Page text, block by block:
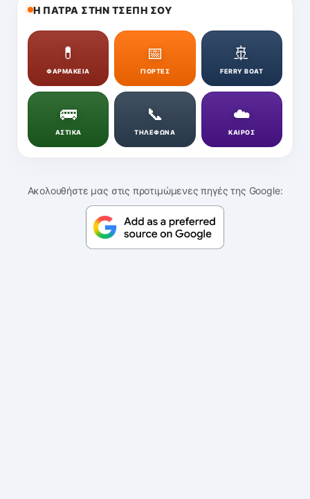
Η ΠΑΤΡΑ ΣΤΗΝ ΤΣΕΠΗ ΣΟΥ
💊
ΦΑΡΜΑΚΕΙΑ
📅
ΓΙΟΡΤΕΣ
🚢
FERRY BOAT
🚌
ΑΣΤΙΚΑ
📞
ΤΗΛΕΦΩΝΑ
☁️
ΚΑΙΡΟΣ
Ακολουθήστε μας στις προτιμώμενες πηγές της Google: